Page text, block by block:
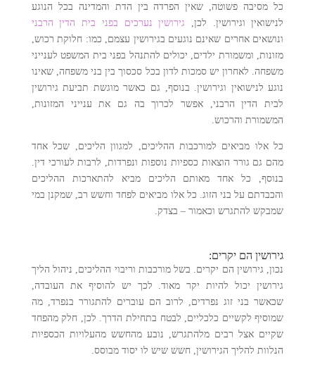
כל מסיבה פשוטה, שאין הפרדה בין הדת והמדינה בכל הנוגע
לנישואין וגירושין. לכן, גירושין נערכים בפני בית הדין הרבני
ונושאים אחרים שאינם נוגעים בגירושין עצמם, כמו: חלוקת רכוש,
מזונות, ומשמורת ילדים, יכולים להתנהל בפני בית המשפט לענייני
משפחה. לאחרון יש סמכות לדון בכל סכסוך בין בני משפחה, שאינו
נוגע לנישואין וגירושין. בנוסף, גם כאשר מוגשת תביעת גירושין
לבית הדין הרבני, אפשר לכרוך בה גם את ענייני המזונות,
המשמורת והרכוש.
כל אלו מביאים למורכבות ההליכים, למגוון הליכים, שכל אחד
מהם גם גורר הוצאות כספיות נוספות ונפרדות, לרבות לעורכי דין.
בנוסף, כל אחד מאותם הליכים מביא להתארכות ההליכים
והכבדתם על בני הזוג. כל אלו מביאים לפחד וחשש רב, שמקנן במי
שמבקש להתגרש וכאמור – בצדק.
גירושין הם יקרים:
נכון, גירושין הם יקרים. בשל מורכבות וריבוי ההליכים, ניהול הליך
גירושין יכול להיות יקר מאוד. לכך יש להוסיף את העובדה,
שכאשר בני זוג נפרדים, לרוב הם עוברים להתגורר בנפרד, מה
שמוסיף לקשיים כלכליים, לבטח בתחילת הדרך. לכן, חלק מהפחד
שקיים אצל רבים מלהתגרש, נובע מהחשש מהעלויות הכספיות
הנלוות להליך הגירושין, חשש שיש לו יסוד מבוסס.